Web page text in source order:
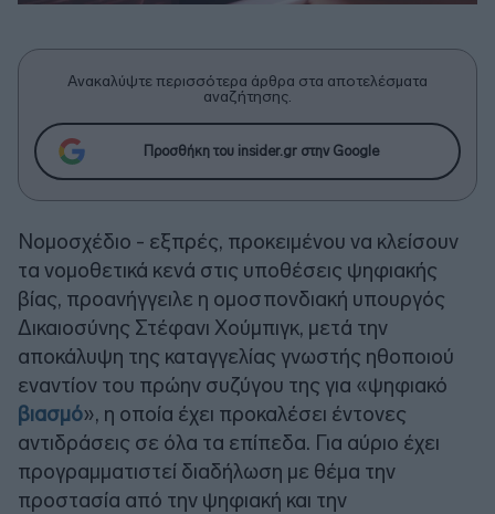
Ανακαλύψτε περισσότερα άρθρα στα αποτελέσματα
αναζήτησης.
Προσθήκη του insider.gr στην Google
Νομοσχέδιο - εξπρές, προκειμένου να κλείσουν
τα νομοθετικά κενά στις υποθέσεις ψηφιακής
βίας, προανήγγειλε η ομοσπονδιακή υπουργός
Δικαιοσύνης Στέφανι Χούμπιγκ, μετά την
αποκάλυψη της καταγγελίας γνωστής ηθοποιού
εναντίον του πρώην συζύγου της για «ψηφιακό
βιασμό», η οποία έχει προκαλέσει έντονες
αντιδράσεις σε όλα τα επίπεδα. Για αύριο έχει
προγραμματιστεί διαδήλωση με θέμα την
προστασία από την ψηφιακή και την